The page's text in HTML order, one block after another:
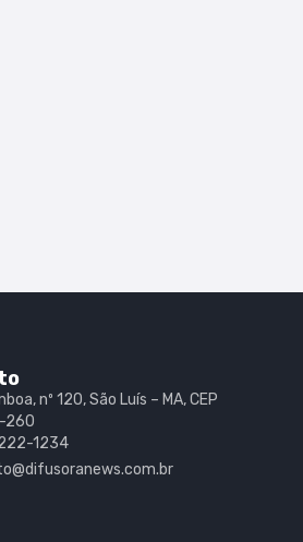
nº 120, São Luís – MA, CEP
260
1234